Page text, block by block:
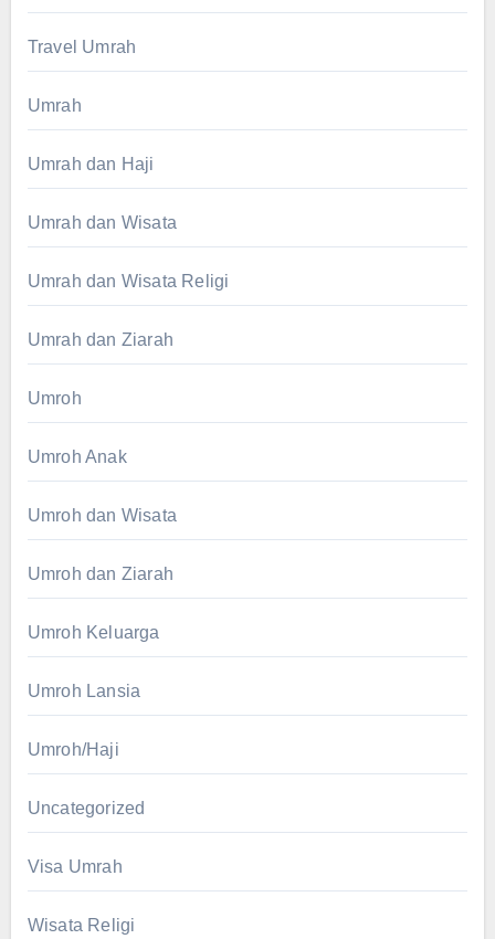
Travel Umrah
Umrah
Umrah dan Haji
Umrah dan Wisata
Umrah dan Wisata Religi
Umrah dan Ziarah
Umroh
Umroh Anak
Umroh dan Wisata
Umroh dan Ziarah
Umroh Keluarga
Umroh Lansia
Umroh/Haji
Uncategorized
Visa Umrah
Wisata Religi